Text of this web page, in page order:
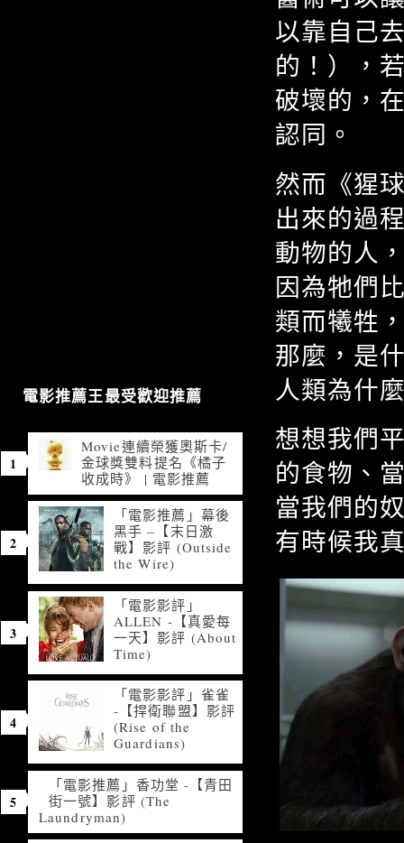
以靠自己
的！），
破壞的，
認同。
然而《猩
出來的過
動物的人
因為牠們
類而犧牲
那麼，是
人類為什
想想我們
的食物、
當我們的
有時候我
電影推薦王最受歡迎推薦
Movie連續榮獲奧斯卡/
金球獎雙料提名《橘子
收成時》 | 電影推薦
「電影推薦」幕後
黑手 –【末日激
戰】影評 (Outside
the Wire)
「電影影評」
ALLEN -【真愛每
一天】影評 (About
Time)
「電影影評」雀雀
-【捍衛聯盟】影評
(Rise of the
Guardians)
「電影推薦」香功堂 -【青田
街一號】影評 (The
Laundryman)